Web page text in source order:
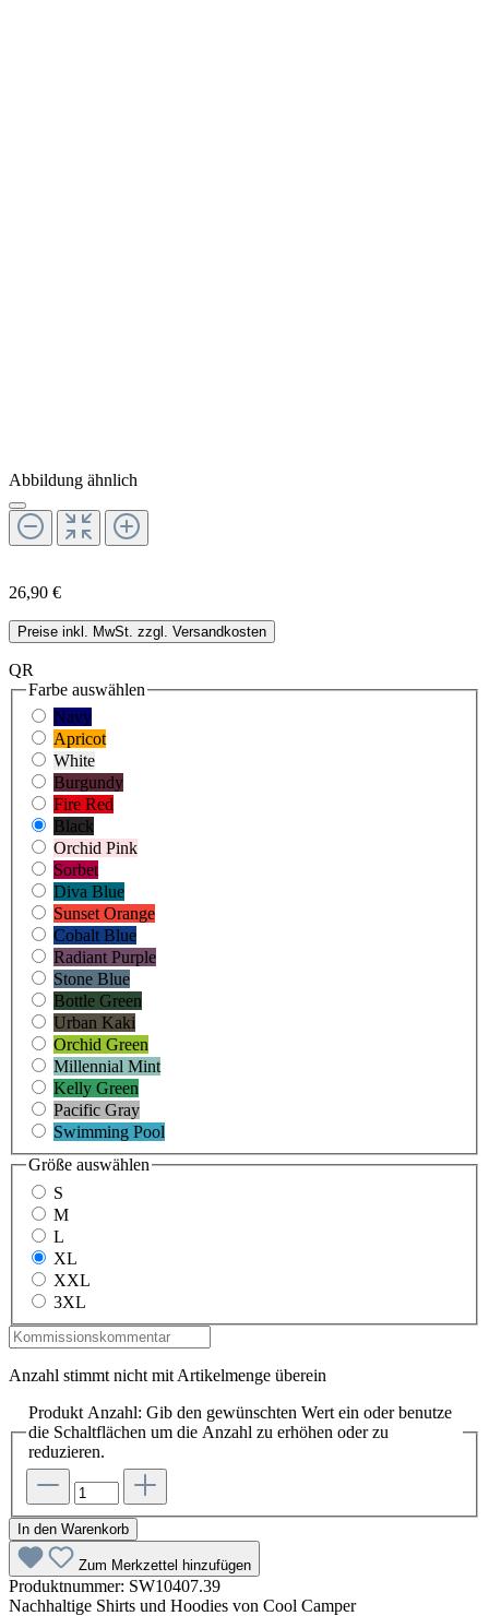
Abbildung ähnlich
26,90 €
Preise inkl. MwSt. zzgl. Versandkosten
QR
Farbe auswählen
Navy
Apricot
White
Burgundy
Fire Red
Black
Orchid Pink
Sorbet
Diva Blue
Sunset Orange
Cobalt Blue
Radiant Purple
Stone Blue
Bottle Green
Urban Kaki
Orchid Green
Millennial Mint
Kelly Green
Pacific Gray
Swimming Pool
Größe auswählen
S
M
L
XL
XXL
3XL
Anzahl stimmt nicht mit Artikelmenge überein
Produkt Anzahl: Gib den gewünschten Wert ein oder benutze
die Schaltflächen um die Anzahl zu erhöhen oder zu
reduzieren.
In den Warenkorb
Zum Merkzettel hinzufügen
Produktnummer: SW10407.39
Nachhaltige Shirts und Hoodies von Cool Camper